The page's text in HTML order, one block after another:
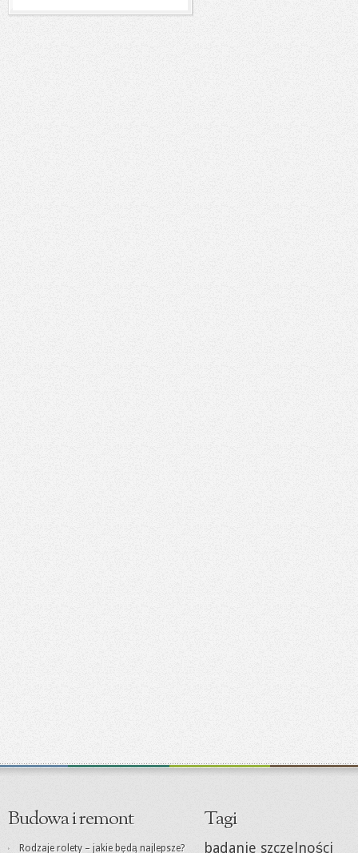
Budowa i remont
Rodzaje rolety – jakie będą najlepsze?
Tagi
badanie szczelności